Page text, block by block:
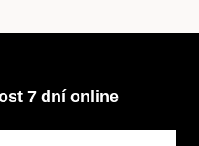
7 dní online